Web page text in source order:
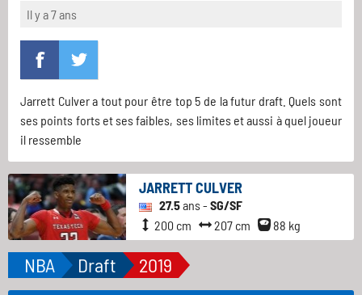
Il y a 7 ans
Jarrett Culver a tout pour être top 5 de la futur draft. Quels sont
ses points forts et ses faibles, ses limites et aussi à quel joueur
il ressemble
JARRETT CULVER
27.5ans - SG/SF
200 cm
207 cm 88 kg
NBA Draft 2019